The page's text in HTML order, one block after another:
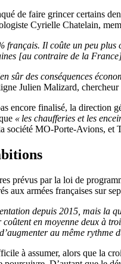
de faire grincer certains
Cyrielle Chatelain,
français. Il coûte un peu
[au contraire de la
sûr des conséquences
Julien Malizard,
encore finalisé, la direction
« les chaufferies et les
société MO-Porte-Avions, et
prévus par la loi de
aux armées françaises sur
depuis 2015, mais la
en moyenne deux à
au même rythme
à assumer, alors que la